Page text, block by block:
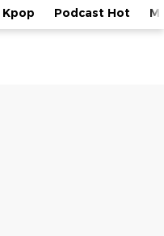
Kpop Podcast Hot